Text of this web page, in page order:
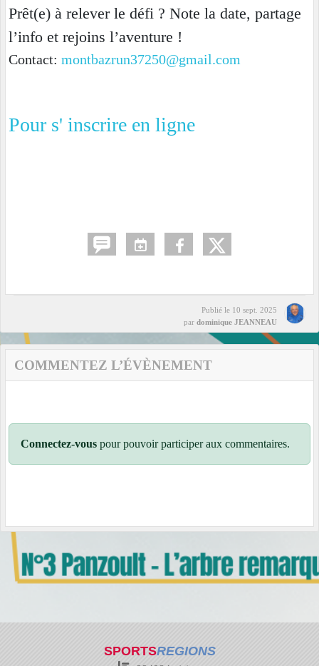
Prêt(e) à relever le défi ? Note la date, partage
l’info et rejoins l’aventure !
Contact: montbazrun37250@gmail.com
Pour s' inscrire en ligne
Publié le 10 sept. 2025
par dominique JEANNEAU
COMMENTEZ L’ÉVÈNEMENT
Connectez-vous pour pouvoir participer aux commentaires.
SPORTSREGIONS